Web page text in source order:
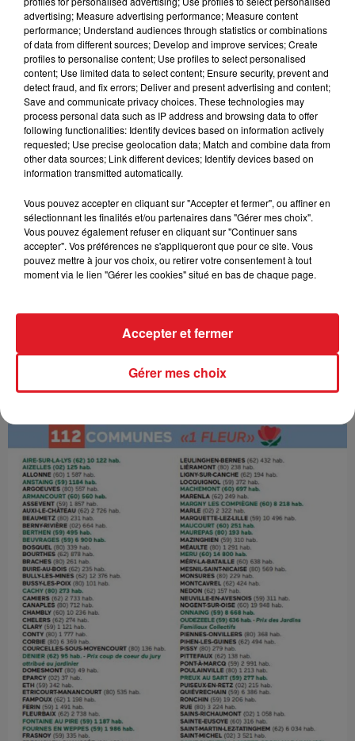
Crédit :2 fleurs
advertising; Measure advertising performance; Measure content
performance; Understand audiences through statistics or combinations
of data from different sources; Develop and improve services; Create
profiles to personalise content; Use profiles to select personalised
content; Use limited data to select content; Ensure security, prevent and
detect fraud, and fix errors; Deliver and present advertising and content;
Save and communicate privacy choices. These technologies may
process personal data such as IP address and browsing data to offer
following functionalities: Identify devices based on information actively
requested; Use precise geolocation data; Match and combine data from
other data sources; Link different devices; Identify devices based on
information transmitted automatically.
Vous pouvez accepter en cliquant sur "Accepter et fermer", ou affiner en
sélectionnant les finalités et/ou partenaires dans "Gérer mes choix".
Vous pouvez également refuser en cliquant sur "Continuer sans
accepter". Vos préférences ne s'appliqueront que pour ce site. Vous
pouvez mettre à jour vos choix, ou retirer votre consentement à tout
moment via le lien "Gérer les cookies" situé en bas de chaque page.
Gérer mes choix
Accepter et fermer